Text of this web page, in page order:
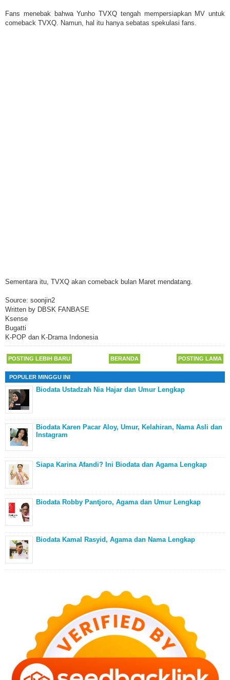
Fans menebak bahwa Yunho TVXQ tengah mempersiapkan MV untuk
comeback TVXQ. Namun, hal itu hanya sebatas spekulasi fans.
Sementara itu, TVXQ akan comeback bulan Maret mendatang.
Source: soonjin2
Written by DBSK FANBASE
Ksense
Bugatti
K-POP dan K-Drama Indonesia
POSTING LEBIH BARU POSTING LAMA
BERANDA
POPULER MINGGU INI
Biodata Ustadzah Nia Hajar dan Umur Lengkap
Biodata Karen Pacar Aloy, Umur, Kelahiran, Nama Asli dan
Instagram
Siapa Karina Afandi? Ini Biodata dan Agama Lengkap
Biodata Robby Pantjoro, Agama dan Umur Lengkap
Biodata Kamal Rasyid, Agama dan Nama Lengkap